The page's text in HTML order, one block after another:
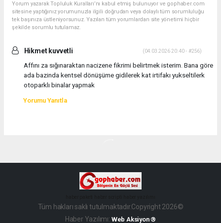
Yorum yazarak Topluluk Kuralları’nı kabul etmiş bulunuyor ve gophaber.com
sitesine yaptığınız yorumunuzla ilgili doğrudan veya dolaylı tüm sorumluluğu
tek başınıza üstleniyorsunuz. Yazılan tüm yorumlardan site yönetimi hiçbir
şekilde sorumlu tutulamaz.
Hikmet kuvvetli (04.03.2026 20:40 - #256)
Affını za sığınaraktan nacizene fikrimi belirtmek isterim. Bana göre
ada bazinda kentsel dönüşüme gidilerek kat irtifakı yukseltilerk
otoparklı binalar yapmak
Yorumu Yanıtla
Tüm hakları saklı tutulmaktadır.Copyright 2026©
Haber Yazılımı: Web Aksiyon ®